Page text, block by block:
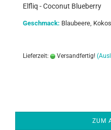
Elfliq - Coconut Blueberry
Geschmack: Blaubeere,
Lieferzeit: Versandfertig!
ZUM